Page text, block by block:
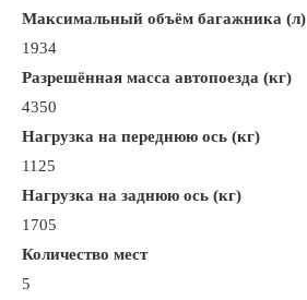
Максимальный объём багажника (л)
1934
Разрешённая масса автопоезда (кг)
4350
Нагрузка на переднюю ось (кг)
1125
Нагрузка на заднюю ось (кг)
1705
Количество мест
5